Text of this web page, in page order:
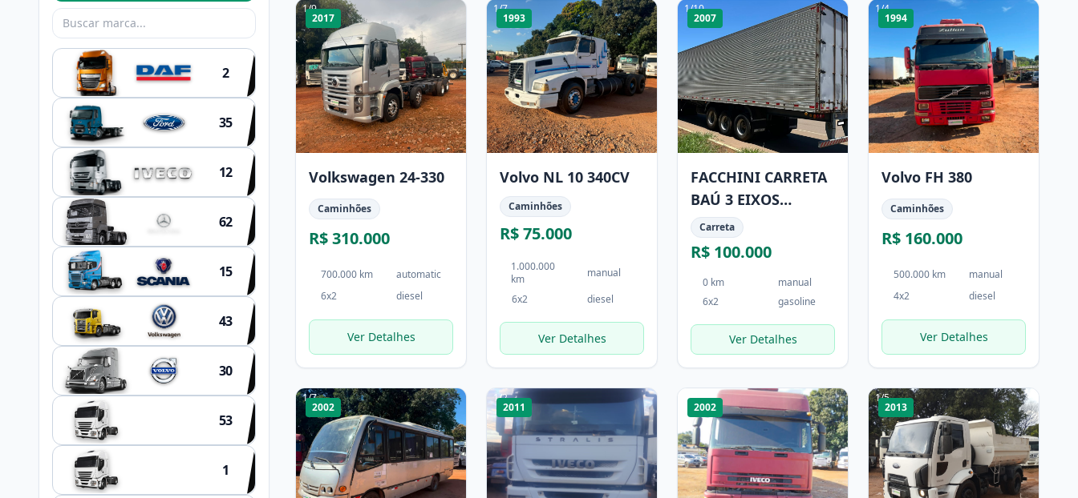
2
35
12
62
15
43
30
53
1
1/9
2017
Volkswagen 24-330
Caminhões
R$ 310.000
700.000 km
automatic
6x2
diesel
Ver Detalhes
1/7
1993
Volvo NL 10 340CV
Caminhões
R$ 75.000
1.000.000
km
manual
6x2
diesel
Ver Detalhes
1/10
2007
FACCHINI CARRETA
BAÚ 3 EIXOS
FACCHINI ANO 2007
Carreta
R$ 100.000
0 km
manual
6x2
gasoline
Ver Detalhes
1/4
1994
Volvo FH 380
Caminhões
R$ 160.000
500.000 km
manual
4x2
diesel
Ver Detalhes
1/7
2002
1/2
2011
1/4
2002
1/5
2013